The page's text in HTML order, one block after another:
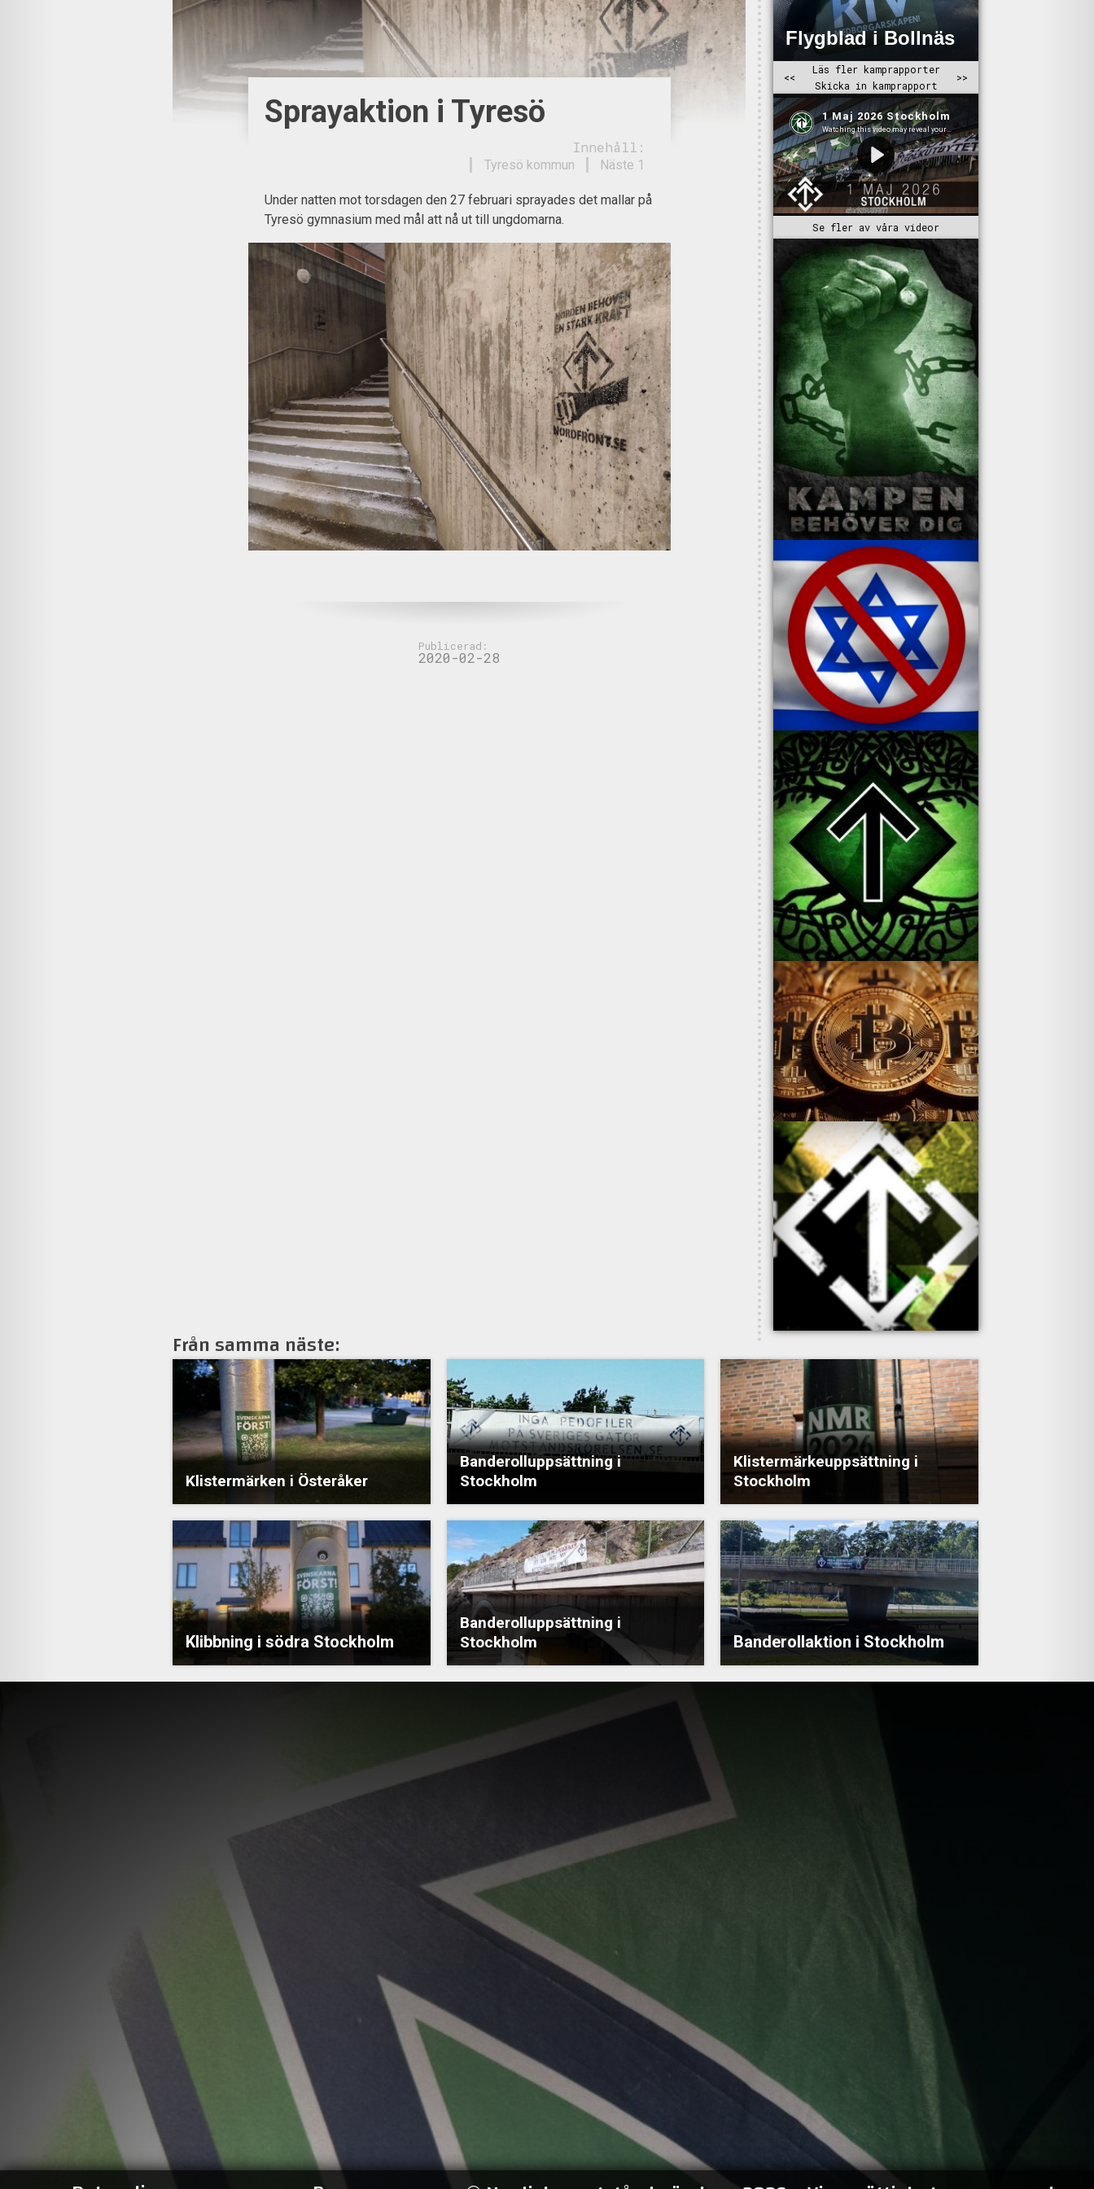
Sprayaktion i Tyresö
Innehåll:
Näste 1
Tyresö kommun
Under natten mot torsdagen den 27 februari sprayades det mallar på
Tyresö gymnasium med mål att nå ut till ungdomarna.
Publicerad:
2020-02-28
Se fler av våra videor
Från samma näste:
Klistermärken i Österåker
Banderolluppsättning i
Stockholm
Klistermärkeuppsättning i
Stockholm
Klibbning i södra Stockholm
Banderolluppsättning i
Stockholm
Banderollaktion i Stockholm